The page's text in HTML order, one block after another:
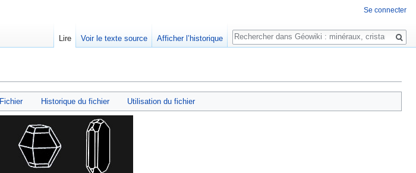
Fichier Historique du fichier Utilisation du fichier
Se connecter
Lire Voir le texte source Afficher l’historique
Rechercher